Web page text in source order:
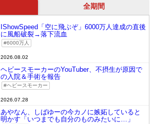
全期間
IShowSpeed「空に飛ぶぞ」6000万人達成の直後
に風船破裂→落下流血
6000万人
2026.08.02
ヘビースモーカーのYouTuber、不摂生が原因で
の入院＆手術を報告
ヘビースモーカー
2026.07.28
あやなん、しばゆーの今カノに嫉妬していると
明かす「いつまでも自分のものみたいに…」